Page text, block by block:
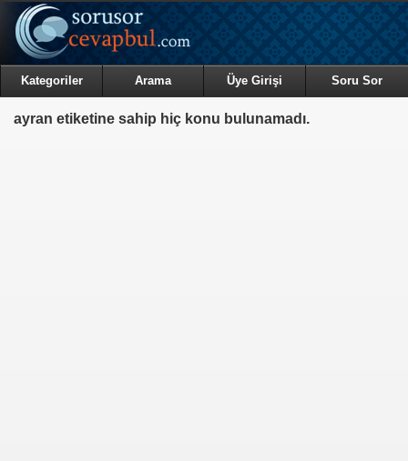
Kategoriler Arama Üye Girişi Soru Sor
ayran etiketine sahip hiç konu bulunamadı.